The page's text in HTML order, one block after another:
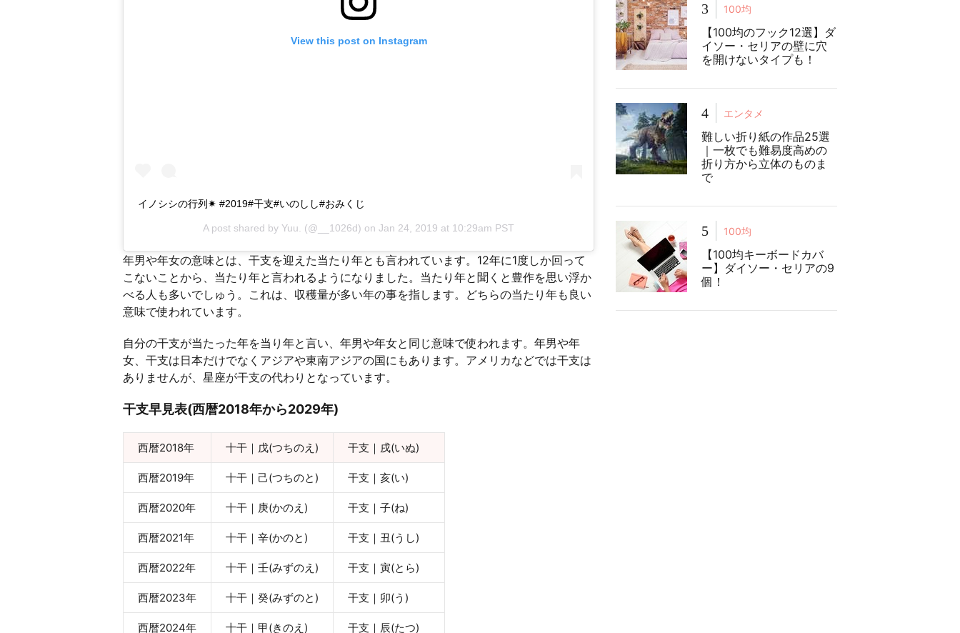
View this post on Instagram
イノシシの行列✷ #2019#干支#いのしし#おみくじ
A post shared by Yuu. (@__1026d) on Jan 24, 2019 at 10:29am PST
年男や年女の意味とは、干支を迎えた当たり年とも言われています。12年に1度しか回って
こないことから、当たり年と言われるようになりました。当たり年と聞くと豊作を思い浮か
べる人も多いでしゅう。これは、収穫量が多い年の事を指します。どちらの当たり年も良い
意味で使われています。
自分の干支が当たった年を当り年と言い、年男や年女と同じ意味で使われます。年男や年
女、干支は日本だけでなくアジアや東南アジアの国にもあります。アメリカなどでは干支は
ありませんが、星座が干支の代わりとなっています。
干支早見表(西暦2018年から2029年)
西暦2018年 十干｜戊(つちのえ) 干支｜戌(いぬ)
西暦2019年 十干｜己(つちのと) 干支｜亥(い)
西暦2020年 十干｜庚(かのえ) 干支｜子(ね)
西暦2021年 十干｜辛(かのと) 干支｜丑(うし)
西暦2022年 十干｜壬(みずのえ) 干支｜寅(とら)
西暦2023年 十干｜癸(みずのと) 干支｜卯(う)
西暦2024年 十干｜甲(きのえ) 干支｜辰(たつ)
3 100均
【100均のフック12選】ダ
イソー・セリアの壁に穴
を開けないタイプも！
4 エンタメ
難しい折り紙の作品25選
｜一枚でも難易度高めの
折り方から立体のものま
で
5 100均
【100均キーボードカバ
ー】ダイソー・セリアの9
個！